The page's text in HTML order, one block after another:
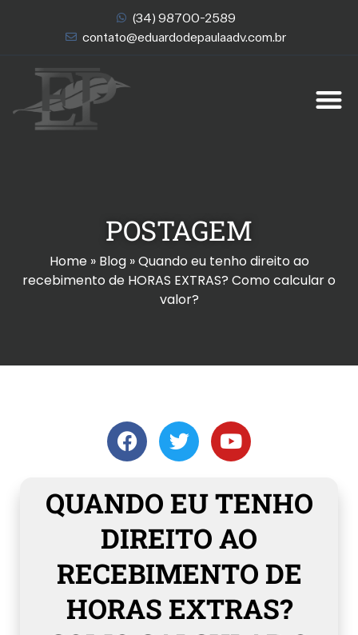
(34) 98700-2589
contato@eduardodepaulaadv.com.br
POSTAGEM
Home» Blog»Quando eu tenho direito ao
recebimento de HORAS EXTRAS? Como calcular o
valor?
QUANDO EU TENHO
DIREITO AO
RECEBIMENTO DE
HORAS EXTRAS?